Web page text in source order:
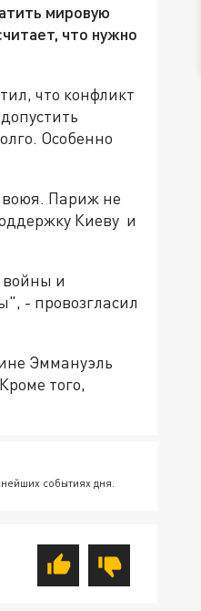
мировую
что нужно
что конфликт
Особенно
воюя. Париж не
Киеву и
войны и
- провозгласил
Эммануэль
того,
событиях дня.